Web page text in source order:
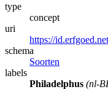
type
concept
uri
https://
schema
Soorten
labels
Philadelphus (nl-